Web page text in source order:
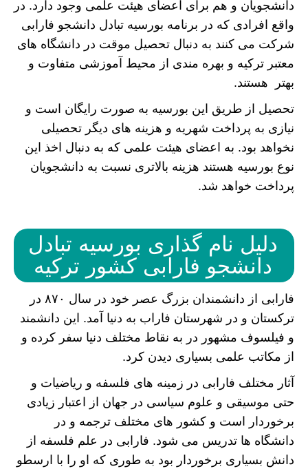
دانشجویان و هم برای اعضای هیئت علمی وجود دارد. در
واقع افرادی که در برنامه بورسیه تبادل دانشجو فارابی
شرکت می کنند به دنبال تحصیل موقت در دانشگاه های
معتبر ترکیه و بهره مندی از محیط آموزشی متفاوت و
بهتر هستند.
تحصیل از طریق این بورسیه به صورت رایگان است و
نیازی به پرداخت شهریه و هزینه های دیگر تحصیلی
نخواهد بود. به اعضای هیئت علمی که به دنبال اخذ این
نوع بورسیه هستند هزینه بالاتری نسبت به دانشجویان
پرداخت خواهد شد.
دلیل نام گذاری بورسیه تبادل
دانشجو فارابی کشور ترکیه
فارابی از دانشمندان بزرگ عصر خود در سال ۸۷۰ در
ترکستان و در شهرستان فاراب به دنیا آمد. این دانشمند
و فیلسوف مشهور در به نقاط مختلف دنیا سفر کرده و
از مکاتب علمی بسیاری دیدن کرد.
آثار مختلف فارابی در زمینه های فلسفه و ریاضیات و
حتی موسیقی و علوم سیاسی در جهان از اعتبار زیادی
برخوردار است و کشور های مختلف ترجمه و در
دانشگاه ها تدریس می شود. فارابی در علم فلسفه از
دانش بسیاری برخوردار بود به طوری که او را با ارسطو